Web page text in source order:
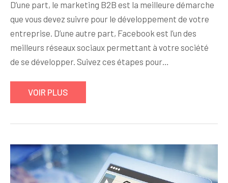
D’une part, le marketing B2B est la meilleure démarche
que vous devez suivre pour le développement de votre
entreprise. D’une autre part, Facebook est l’un des
meilleurs réseaux sociaux permettant à votre société
de se développer. Suivez ces étapes pour…
VOIR PLUS